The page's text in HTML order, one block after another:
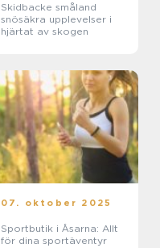
Skidbacke småland
snösäkra upplevelser i
hjärtat av skogen
07. oktober 2025
Sportbutik i Åsarna: Allt
för dina sportäventyr